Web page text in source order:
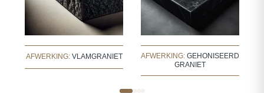
AFWERKING: VLAMGRANIET AFWERKING: GEHONISEERD
GRANIET